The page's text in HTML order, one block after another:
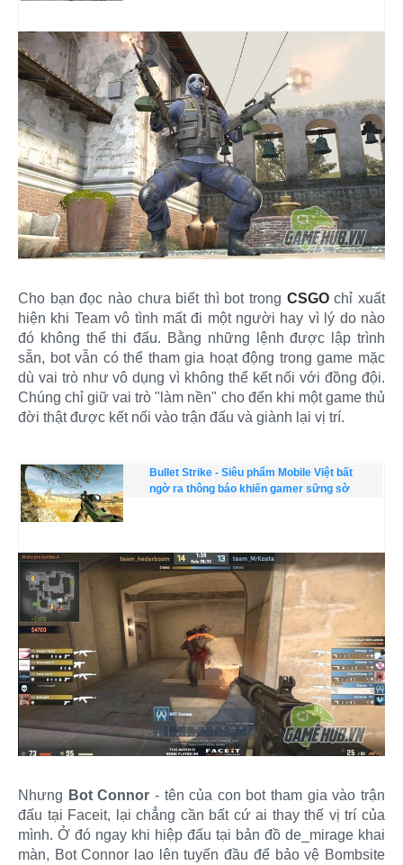
Cho bạn đọc nào chưa biết thì bot trong CSGOchỉ xuất
hiện khi Team vô tình mất đi một người hay vì lý do nào
đó không thể thi đấu. Bằng những lệnh được lập trình
sẵn, bot vẫn có thể tham gia hoạt động trong game mặc
dù vai trò như vô dụng vì không thể kết nối với đồng đội.
Chúng chỉ giữ vai trò "làm nền" cho đến khi một game thủ
đời thật được kết nối vào trận đấu và giành lại vị trí.
Bullet Strike - Siêu phẩm Mobile Việt bất
ngờ ra thông báo khiến gamer sững sờ
Nhưng Bot Connor - tên của con bot tham gia vào trận
đấu tại Faceit, lại chẳng cần bất cứ ai thay thế vị trí của
mình. Ở đó ngay khi hiệp đấu tại bản đồ de_mirage khai
màn, Bot Connor lao lên tuyến đầu để bảo vệ Bombsite